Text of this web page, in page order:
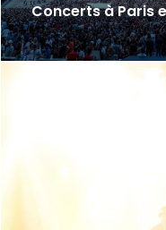
Concerts à Paris